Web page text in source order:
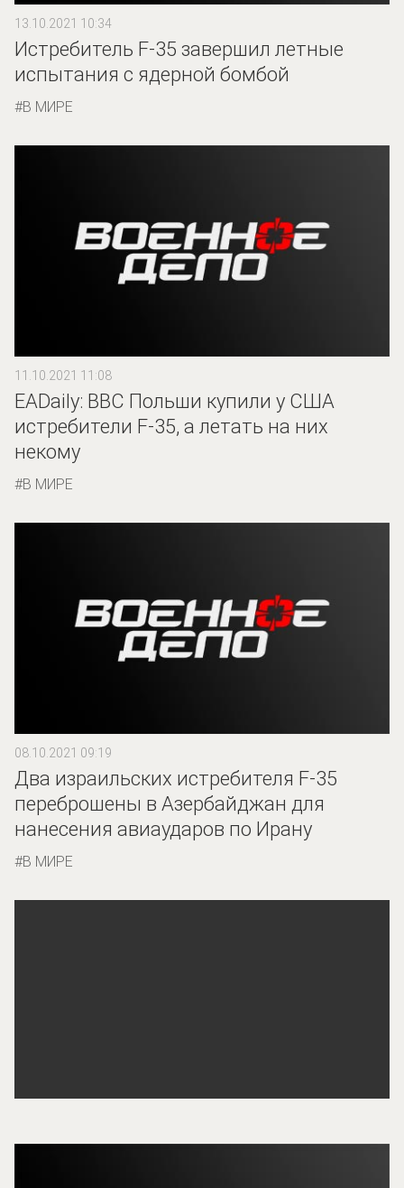
13.10.2021 10:34
Истребитель F-35 завершил летные
испытания с ядерной бомбой
В МИРЕ
11.10.2021 11:08
EADaily: ВВС Польши купили у США
истребители F-35, а летать на них
некому
В МИРЕ
08.10.2021 09:19
Два израильских истребителя F-35
переброшены в Азербайджан для
нанесения авиаударов по Ирану
В МИРЕ